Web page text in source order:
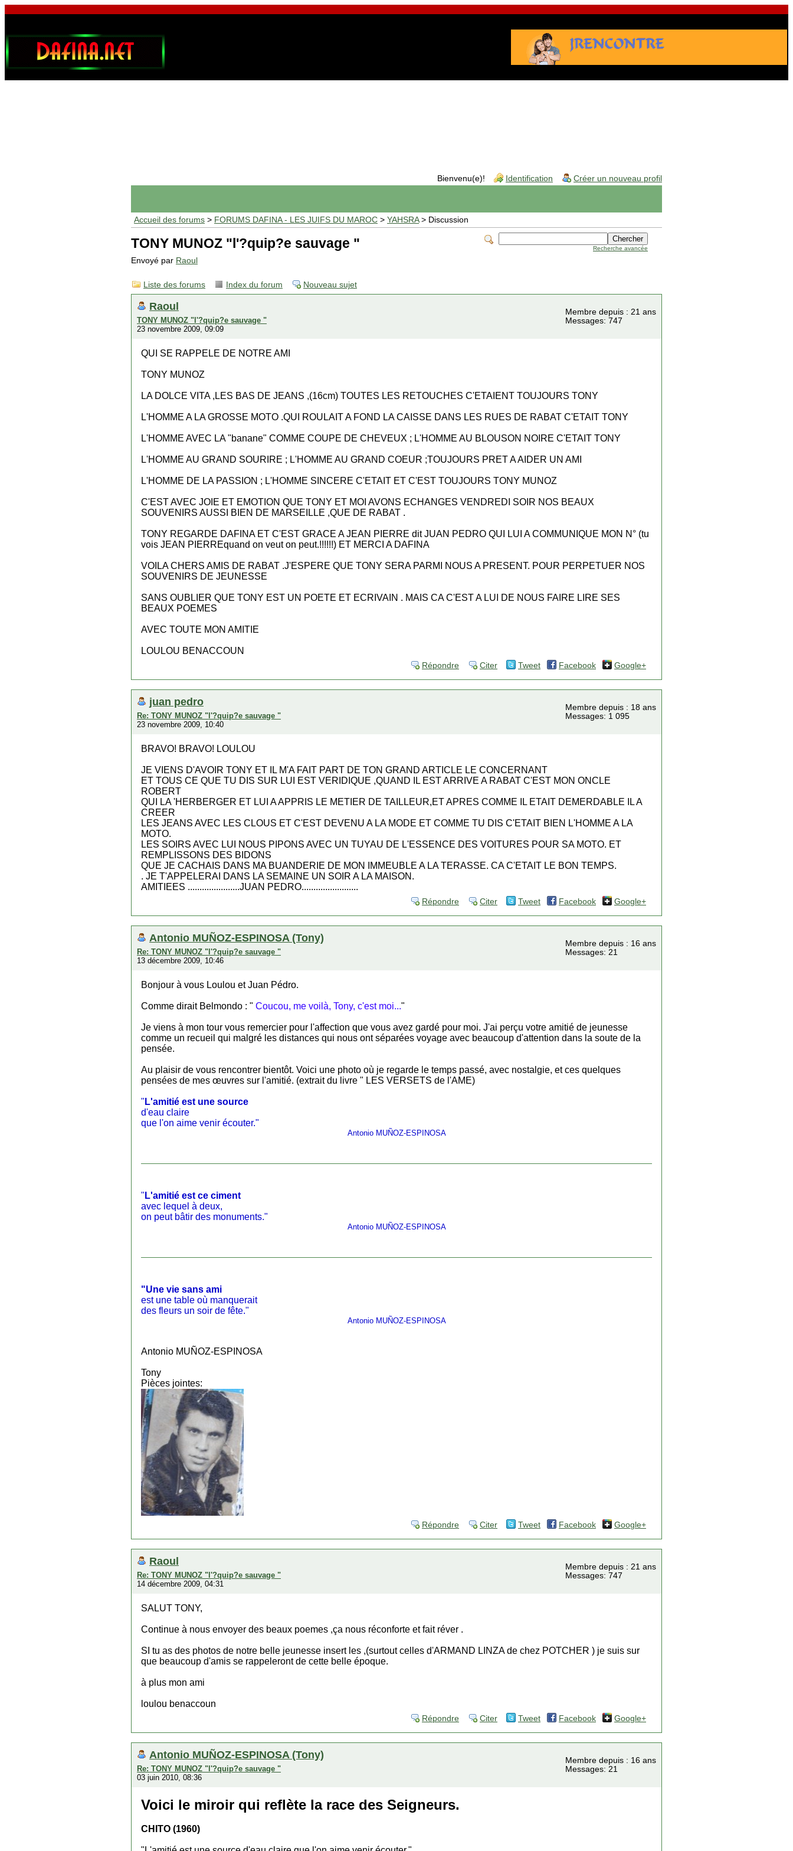
Bienvenu(e)! Identification Créer un nouveau profil
Accueil des forums > FORUMS DAFINA - LES JUIFS DU MAROC > YAHSRA> Discussion
Recherche avancée
TONY MUNOZ "l'?quip?e sauvage "
Envoyé par Raoul
Liste des forums Index du forum Nouveau sujet
Raoul
TONY MUNOZ "l'?quip?e sauvage "
23 novembre 2009, 09:09
Membre depuis : 21 ans
Messages: 747
QUI SE RAPPELE DE NOTRE AMI
TONY MUNOZ
LA DOLCE VITA ,LES BAS DE JEANS ,(16cm) TOUTES LES RETOUCHES C'ETAIENT TOUJOURS TONY
L'HOMME A LA GROSSE MOTO .QUI ROULAIT A FOND LA CAISSE DANS LES RUES DE RABAT C'ETAIT TONY
L'HOMME AVEC LA "banane" COMME COUPE DE CHEVEUX ; L'HOMME AU BLOUSON NOIRE C'ETAIT TONY
L'HOMME AU GRAND SOURIRE ; L'HOMME AU GRAND COEUR ;TOUJOURS PRET A AIDER UN AMI
L'HOMME DE LA PASSION ; L'HOMME SINCERE C'ETAIT ET C'EST TOUJOURS TONY MUNOZ
C'EST AVEC JOIE ET EMOTION QUE TONY ET MOI AVONS ECHANGES VENDREDI SOIR NOS BEAUX
SOUVENIRS AUSSI BIEN DE MARSEILLE ,QUE DE RABAT .
TONY REGARDE DAFINA ET C'EST GRACE A JEAN PIERRE dit JUAN PEDRO QUI LUI A COMMUNIQUE MON N° (tu
vois JEAN PIERREquand on veut on peut.!!!!!!) ET MERCI A DAFINA
VOILA CHERS AMIS DE RABAT .J'ESPERE QUE TONY SERA PARMI NOUS A PRESENT. POUR PERPETUER NOS
SOUVENIRS DE JEUNESSE
SANS OUBLIER QUE TONY EST UN POETE ET ECRIVAIN . MAIS CA C'EST A LUI DE NOUS FAIRE LIRE SES
BEAUX POEMES
AVEC TOUTE MON AMITIE
LOULOU BENACCOUN
Répondre Citer Tweet Facebook Google+
juan pedro
Re: TONY MUNOZ "l'?quip?e sauvage "
23 novembre 2009, 10:40
Membre depuis : 18 ans
Messages: 1 095
BRAVO! BRAVO! LOULOU
JE VIENS D'AVOIR TONY ET IL M'A FAIT PART DE TON GRAND ARTICLE LE CONCERNANT
ET TOUS CE QUE TU DIS SUR LUI EST VERIDIQUE ,QUAND IL EST ARRIVE A RABAT C'EST MON ONCLE
ROBERT
QUI LA 'HERBERGER ET LUI A APPRIS LE METIER DE TAILLEUR,ET APRES COMME IL ETAIT DEMERDABLE IL A
CREER
LES JEANS AVEC LES CLOUS ET C'EST DEVENU A LA MODE ET COMME TU DIS C'ETAIT BIEN L'HOMME A LA
MOTO.
LES SOIRS AVEC LUI NOUS PIPONS AVEC UN TUYAU DE L'ESSENCE DES VOITURES POUR SA MOTO. ET
REMPLISSONS DES BIDONS
QUE JE CACHAIS DANS MA BUANDERIE DE MON IMMEUBLE A LA TERASSE. CA C'ETAIT LE BON TEMPS.
. JE T'APPELERAI DANS LA SEMAINE UN SOIR A LA MAISON.
AMITIEES ......................JUAN PEDRO........................
Répondre Citer Tweet Facebook Google+
Antonio MUÑOZ-ESPINOSA (Tony)
Re: TONY MUNOZ "l'?quip?e sauvage "
13 décembre 2009, 10:46
Membre depuis : 16 ans
Messages: 21
Bonjour à vous Loulou et Juan Pédro.
Comme dirait Belmondo : " Coucou, me voilà, Tony, c'est moi..."
Je viens à mon tour vous remercier pour l'affection que vous avez gardé pour moi. J'ai perçu votre amitié de jeunesse
comme un recueil qui malgré les distances qui nous ont séparées voyage avec beaucoup d'attention dans la soute de la
pensée.
Au plaisir de vous rencontrer bientôt. Voici une photo où je regarde le temps passé, avec nostalgie, et ces quelques
pensées de mes œuvres sur l'amitié. (extrait du livre " LES VERSETS de l'AME)
" L'amitié est une source
d'eau claire
que l'on aime venir écouter."
Antonio MUÑOZ-ESPINOSA
" L'amitié est ce ciment
avec lequel à deux,
on peut bâtir des monuments."
Antonio MUÑOZ-ESPINOSA
"Une vie sans ami
est une table où manquerait
des fleurs un soir de fête."
Antonio MUÑOZ-ESPINOSA
Antonio MUÑOZ-ESPINOSA
Tony
Pièces jointes:
Répondre Citer Tweet Facebook Google+
Raoul
Re: TONY MUNOZ "l'?quip?e sauvage "
14 décembre 2009, 04:31
Membre depuis : 21 ans
Messages: 747
SALUT TONY,
Continue à nous envoyer des beaux poemes ,ça nous réconforte et fait réver .
SI tu as des photos de notre belle jeunesse insert les ,(surtout celles d'ARMAND LINZA de chez POTCHER ) je suis sur
que beaucoup d'amis se rappeleront de cette belle époque.
à plus mon ami
loulou benaccoun
Répondre Citer Tweet Facebook Google+
Antonio MUÑOZ-ESPINOSA (Tony)
Re: TONY MUNOZ "l'?quip?e sauvage "
03 juin 2010, 08:36
Membre depuis : 16 ans
Messages: 21
Voici le miroir qui reflète la race des Seigneurs.
CHITO (1960)